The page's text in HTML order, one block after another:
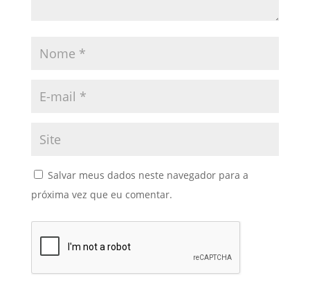
Salvar meus dados neste navegador para a
próxima vez que eu comentar.